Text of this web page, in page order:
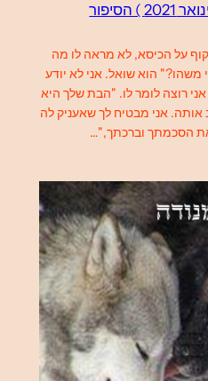
הזאבה המנודה (ינואר 2021 ) הסיפור
על הכיסא, לא מראה לו מה
משהו?" הוא שואל. אני לא יודע
רוצה לומר לו. "הבת שלך היא
אני מבטיח לך שאעניק לה
הסכמתך וברכתך,"…